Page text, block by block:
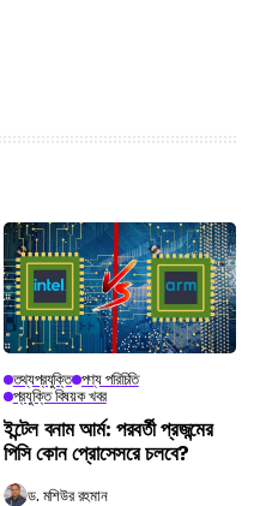
তথ্যপ্রযুক্তি পণ্য পরিচিতি
প্রযুক্তি বিষয়ক খবর
ইন্টেল বনাম আর্ম: পরবর্তী প্রজন্মের
পিসি কোন প্রোসেসরে চলবে?
ড. মশিউর রহমান